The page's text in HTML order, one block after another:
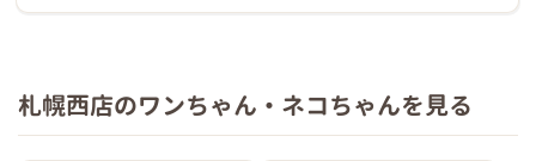
札幌西店のワンちゃん・ネコちゃんを見る